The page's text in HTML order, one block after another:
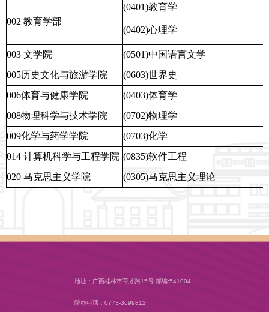
002 教育学部
(0401)教育学
(0402)心理学
003 文学院
(0501)中国语言文学
005历史文化与旅游学院
(0603)世界史
006体育与健康学院
(0403)体育学
008物理科学与技术学院
(0702)物理学
009化学与药学学院
(0703)化学
014 计算机科学与工程学院 (0835)软件工程
020 马克思主义学院
(0305)马克思主义理论
地址：广西桂林市育才路15号 邮编:541004
院办电话：0773-3699812